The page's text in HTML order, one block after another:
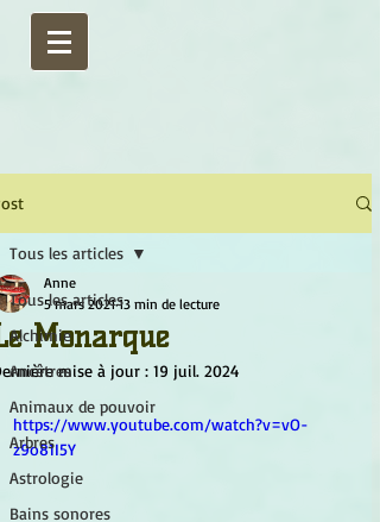
Tous les articles
Alchimie
Ancêtres
Animaux de pouvoir
Arbres
Astrologie
Bains sonores
Tous les articles
Monarque
Anne
5 mars 2021 13 min de lecture
mise à jour : 19 juil. 2024
https://www.youtube.com/watch?v=vO-
z9o81I5Y